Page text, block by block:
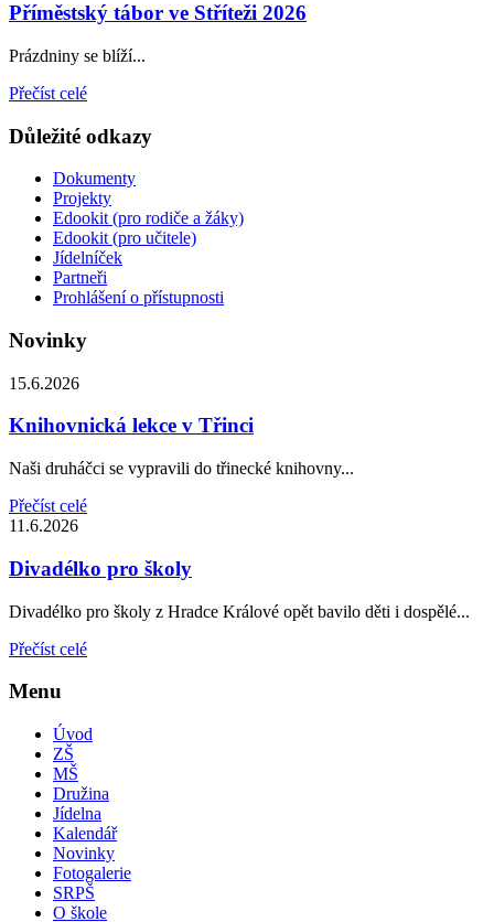
Příměstský tábor ve Stříteži 2026
Prázdniny se blíží...
Přečíst celé
Důležité odkazy
Dokumenty
Projekty
Edookit (pro rodiče a žáky)
Edookit (pro učitele)
Jídelníček
Partneři
Prohlášení o přístupnosti
Novinky
15.6.2026
Knihovnická lekce v Třinci
Naši druháčci se vypravili do třinecké knihovny...
Přečíst celé
11.6.2026
Divadélko pro školy
Divadélko pro školy z Hradce Králové opět bavilo děti i dospělé...
Přečíst celé
Menu
Úvod
ZŠ
MŠ
Družina
Jídelna
Kalendář
Novinky
Fotogalerie
SRPŠ
O škole